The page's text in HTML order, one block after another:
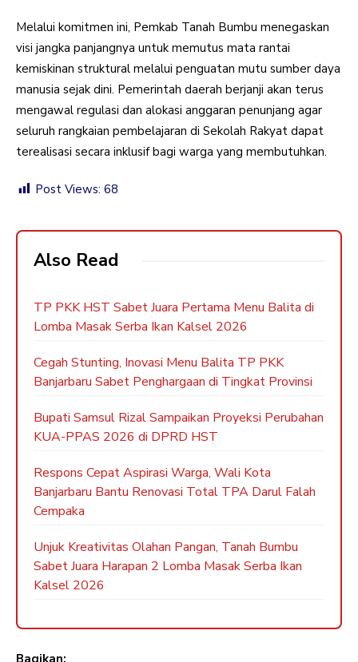
Melalui komitmen ini, Pemkab Tanah Bumbu menegaskan
visi jangka panjangnya untuk memutus mata rantai
kemiskinan struktural melalui penguatan mutu sumber daya
manusia sejak dini. Pemerintah daerah berjanji akan terus
mengawal regulasi dan alokasi anggaran penunjang agar
seluruh rangkaian pembelajaran di Sekolah Rakyat dapat
terealisasi secara inklusif bagi warga yang membutuhkan.
Post Views: 68
Also Read
TP PKK HST Sabet Juara Pertama Menu Balita di
Lomba Masak Serba Ikan Kalsel 2026
Cegah Stunting, Inovasi Menu Balita TP PKK
Banjarbaru Sabet Penghargaan di Tingkat Provinsi
Bupati Samsul Rizal Sampaikan Proyeksi Perubahan
KUA-PPAS 2026 di DPRD HST
Respons Cepat Aspirasi Warga, Wali Kota
Banjarbaru Bantu Renovasi Total TPA Darul Falah
Cempaka
Unjuk Kreativitas Olahan Pangan, Tanah Bumbu
Sabet Juara Harapan 2 Lomba Masak Serba Ikan
Kalsel 2026